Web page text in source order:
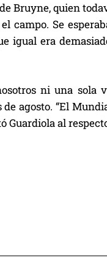
Bruyne, quien
campo. Se
igual era
ni una sola
agosto. “El
Guardiola al